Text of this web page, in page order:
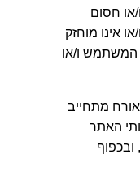
או חסום
אינו מוחזק
המשתמש ו/או
מתחייב
האתר